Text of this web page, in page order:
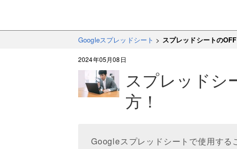
Googleスプレッドシート > スプレッドシートの
2024年05月08日
スプレッドシ
方！
Googleスプレッドシートで使用する